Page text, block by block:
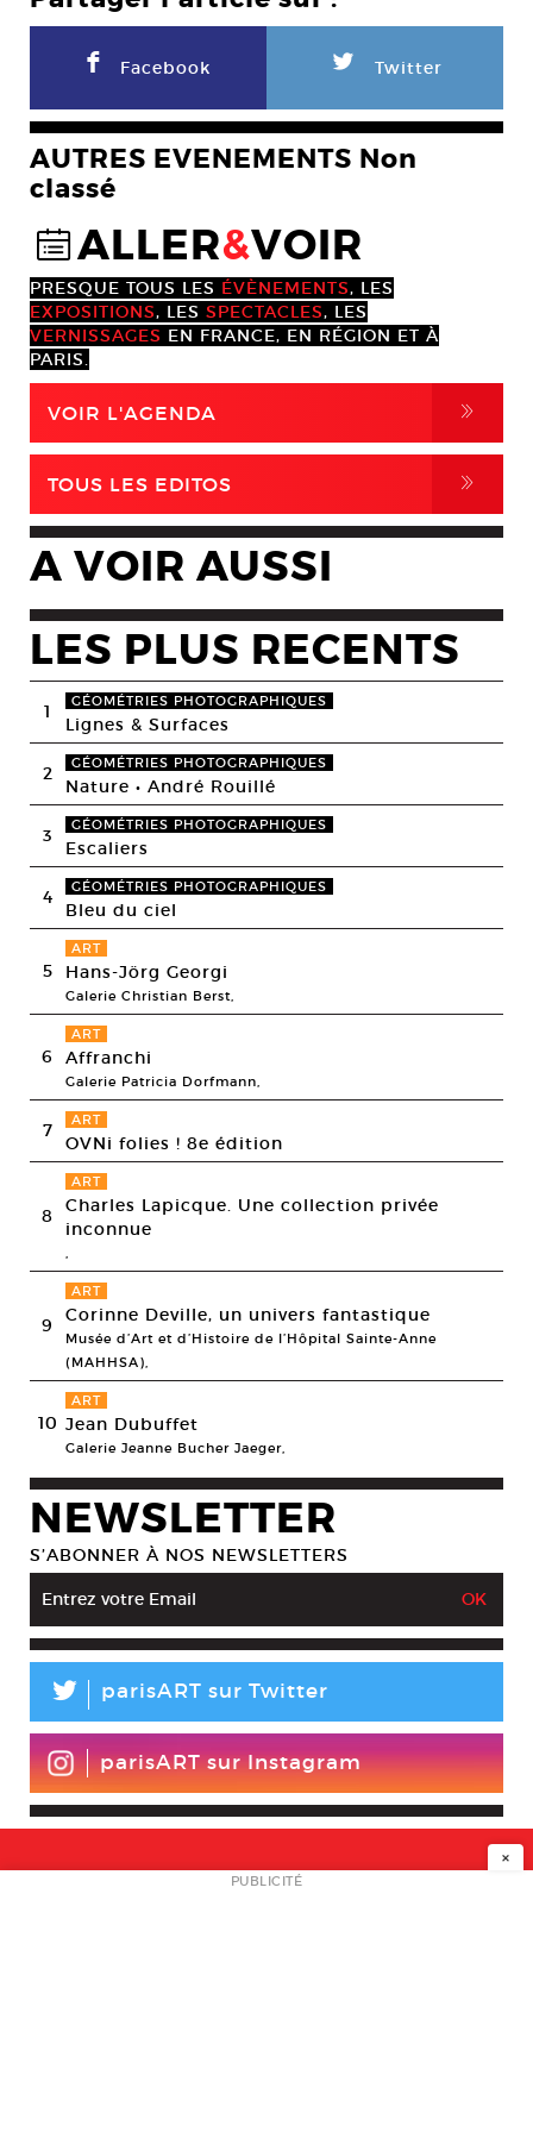
F Facebook L Twitter
AUTRES EVENEMENTS Non
classé
@ALLER&VOIR
PRESQUE TOUS LES ÉVÈNEMENTS, LES
EXPOSITIONS, LES SPECTACLES, LES
VERNISSAGES EN FRANCE, EN RÉGION ET À
PARIS.
VOIR L'AGENDA ,
TOUS LES EDITOS ,
A VOIR AUSSI
LES PLUS RECENTS
1 GÉOMÉTRIES PHOTOGRAPHIQUES
Lignes & Surfaces
2 GÉOMÉTRIES PHOTOGRAPHIQUES
Nature • André Rouillé
3 GÉOMÉTRIES PHOTOGRAPHIQUES
Escaliers
4 GÉOMÉTRIES PHOTOGRAPHIQUES
Bleu du ciel
5
ART
Hans-Jörg Georgi
Galerie Christian Berst,
6
ART
Affranchi
Galerie Patricia Dorfmann,
7 ART
OVNi folies ! 8e édition
8
ART
Charles Lapicque. Une collection privée
inconnue
,
9
ART
Corinne Deville, un univers fantastique
Musée d’Art et d’Histoire de l’Hôpital Sainte-Anne
(MAHHSA),
10
ART
Jean Dubuffet
Galerie Jeanne Bucher Jaeger,
NEWSLETTER
S’ABONNER À NOS NEWSLETTERS
L parisART sur Twitter
parisART sur Instagram
NEWSLETTER
×
PUBLICITÉ